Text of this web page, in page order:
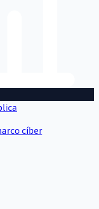
cíber